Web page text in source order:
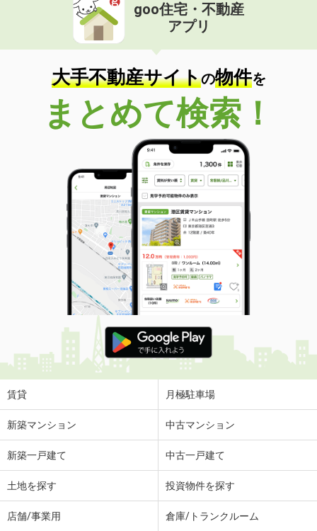
goo住宅・不動産
アプリ
大手不動産サイトの物件を
まとめて検索！
賃貸 月極駐車場
新築マンション 中古マンション
新築一戸建て 中古一戸建て
土地を探す 投資物件を探す
店舗/事業用 倉庫/トランクルーム